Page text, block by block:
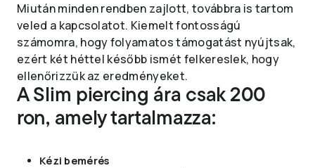
Miután minden rendben zajlott, továbbra is tartom
veled a kapcsolatot. Kiemelt fontosságú
számomra, hogy folyamatos támogatást nyújtsak,
ezért két héttel később ismét felkereslek, hogy
ellenőrizzük az eredményeket.
A Slim piercing ára csak 200
ron, amely tartalmazza:
Kézi bemérés